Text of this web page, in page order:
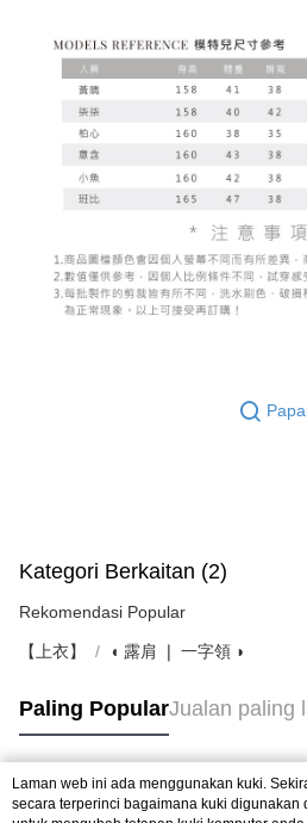
Kategori Berkaitan (2)
Rekomendasi Popular
【上衣】 ◖ 露肩 ❘ 一字領 ◗
Paling PopularJualan paling
Tag Popular
Laman web ini ada menggunakan kuki.
secara terperinci bagaimana kuki